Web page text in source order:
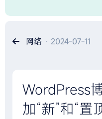
网络 · 2024-07-11
WordPress
加“新”和“置